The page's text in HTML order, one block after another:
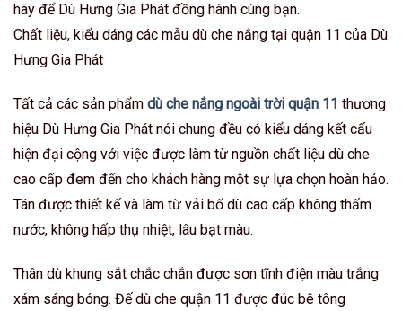
hãy để Dù Hưng Gia Phát đồng hành cùng bạn.
Chất liệu, kiểu dáng các mẫu dù che nắng tại quận 11 của Dù
Hưng Gia Phát
Tất cả các sản phẩm dù che nắng ngoài trời quận 11 thương
hiệu Dù Hưng Gia Phát nói chung đều có kiểu dáng kết cấu
hiện đại cộng với việc được làm từ nguồn chất liệu dù che
cao cấp đem đến cho khách hàng một sự lựa chọn hoàn hảo.
Tán được thiết kế và làm từ vải bố dù cao cấp không thấm
nước, không hấp thụ nhiệt, lâu bạt màu.
Thân dù khung sắt chắc chắn được sơn tĩnh điện màu trắng
xám sáng bóng. Đế dù che quận 11 được đúc bê tông